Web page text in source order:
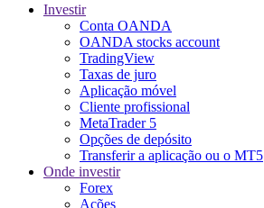
Investir
Conta OANDA
OANDA stocks account
TradingView
Taxas de juro
Aplicação móvel
Cliente profissional
MetaTrader 5
Opções de depósito
Transferir a aplicação ou o MT5
Onde investir
Forex
Ações